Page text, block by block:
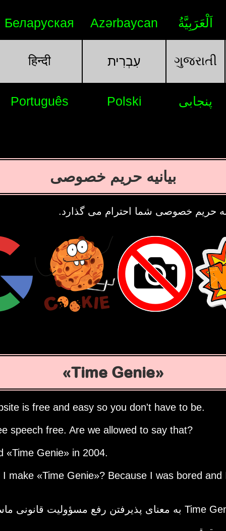
اَلْعَرَبِيَّةُ Azərbaycan
Беларуская
ગુજરાતી עִבְרִית हिन्दी
پنجابی Polski
Português
بیانیه حریم خصوصی
Time Genie
is free and easy so you don't have to be.
speech free. Are we allowed to say that?
Time Genie in 2004.
I make Time Genie ? Because I was bored and